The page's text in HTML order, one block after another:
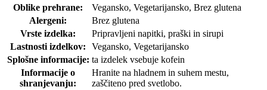
Oblike prehrane:
Vegansko, Vegetarijansko, Brez glutena
Alergeni:
Brez glutena
Vrste izdelka:
Pripravljeni napitki, praški in sirupi
Lastnosti izdelkov:
Vegansko, Vegetarijansko
Splošne informacije: ta izdelek vsebuje kofein
Informacije o
shranjevanju:
Hranite na hladnem in suhem mestu,
zaščiteno pred svetlobo.